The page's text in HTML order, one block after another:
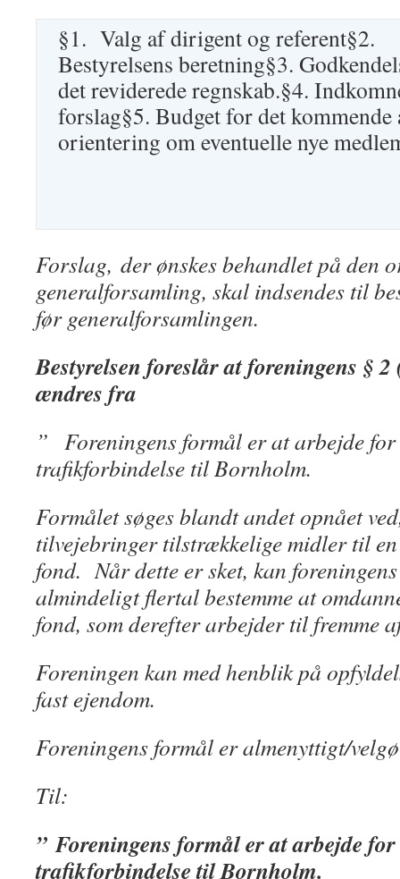
§1. Valg af dirigent og referent§2.
Bestyrelsens beretning§3.
det reviderede regnskab.§4.
forslag§5. Budget for det kommende
orientering om eventuelle nye
Forslag, der ønskes behandlet på den
generalforsamling, skal indsendes til
før generalforsamlingen.
Bestyrelsen foreslår at foreningens §
ændres fra
” Foreningens formål er at arbejde
trafikforbindelse til Bornholm.
Formålet søges blandt andet opnået
tilvejebringer tilstrækkelige midler til
fond. Når dette er sket, kan
almindeligt flertal bestemme at
fond, som derefter arbejder til fremme
Foreningen kan med henblik på
fast ejendom.
Foreningens formål er almenyttigt/
Til:
”Foreningens formål er at arbejde
trafikforbindelse til Bornholm.